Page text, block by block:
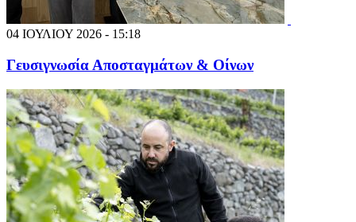
04 ΙΟΥΛΙΟΥ 2026 - 15:18
Γευσιγνωσία Αποσταγμάτων & Οίνων